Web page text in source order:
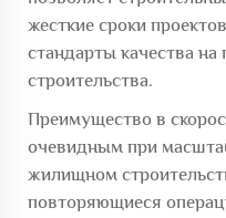
жесткие сроки
стандарты качества на
строительства.
Преимущество в
очевидным при
жилищном
повторяющиеся